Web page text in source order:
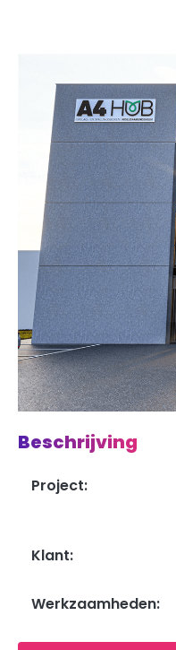
Beschrijving
Project:
Klant:
Werkzaamheden: